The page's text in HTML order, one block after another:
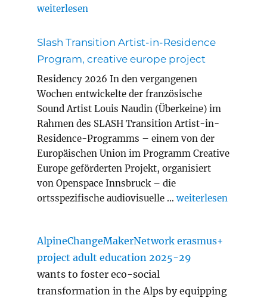
„MEWELL erasmus+ project adult education“
weiterlesen
Slash Transition Artist-in-Residence
Program, creative europe project
Residency 2026 In den vergangenen
Wochen entwickelte der französische
Sound Artist Louis Naudin (Überkeine) im
Rahmen des SLASH Transition Artist-in-
Residence-Programms – einem von der
Europäischen Union im Programm Creative
Europe geförderten Projekt, organisiert
von Openspace Innsbruck – die
ortsspezifische audiovisuelle …„Slash Transition
weiterlesen
AlpineChangeMakerNetwork erasmus+
project adult education 2025-29
wants to foster eco-social
transformation in the Alps by equipping